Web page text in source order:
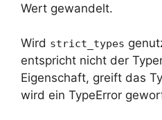
Wert gewandelt.
Wird strict_types
entspricht nicht der
Eigenschaft, greift das
wird ein TypeError